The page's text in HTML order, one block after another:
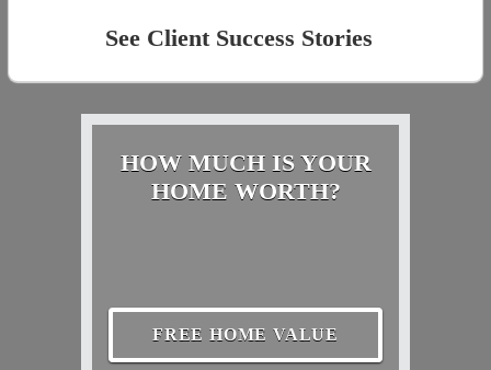
See Client Success Stories
HOW MUCH IS YOUR
HOME WORTH?
FREE HOME VALUE